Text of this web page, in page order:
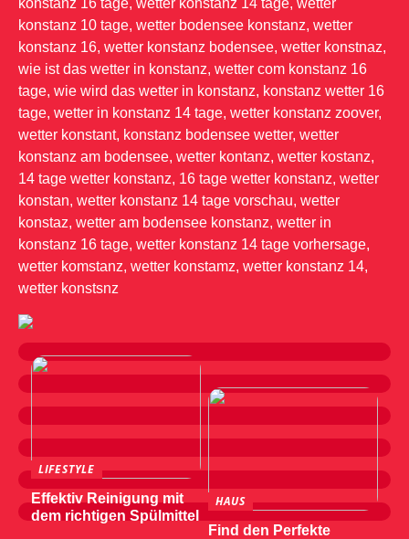
konstanz 16 tage, wetter konstanz 14 tage, wetter
konstanz 10 tage, wetter bodensee konstanz, wetter
konstanz 16, wetter konstanz bodensee, wetter konstnaz,
wie ist das wetter in konstanz, wetter com konstanz 16
tage, wie wird das wetter in konstanz, konstanz wetter 16
tage, wetter in konstanz 14 tage, wetter konstanz zoover,
wetter konstant, konstanz bodensee wetter, wetter
konstanz am bodensee, wetter kontanz, wetter kostanz,
14 tage wetter konstanz, 16 tage wetter konstanz, wetter
konstan, wetter konstanz 14 tage vorschau, wetter
konstaz, wetter am bodensee konstanz, wetter in
konstanz 16 tage, wetter konstanz 14 tage vorhersage,
wetter komstanz, wetter konstamz, wetter konstanz 14,
wetter konstsnz
LIFESTYLE
Effektiv Reinigung mit
dem richtigen Spülmittel
HAUS
Find den Perfekte